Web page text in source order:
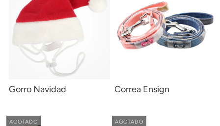
Gorro Navidad Correa Ensign
AGOTADO AGOTADO